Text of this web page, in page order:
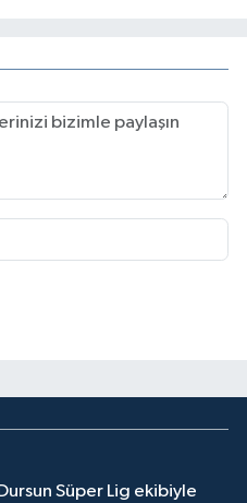
Süper Lig ekibiyle